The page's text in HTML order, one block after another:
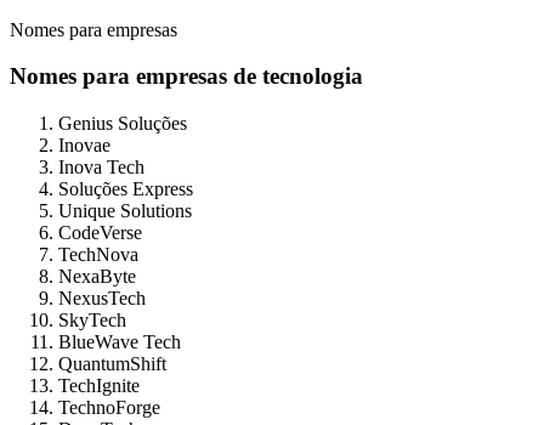
Nomes para empresas
Nomes para empresas de tecnologia
Genius Soluções
Inovae
Inova Tech
Soluções Express
Unique Solutions
CodeVerse
TechNova
NexaByte
NexusTech
SkyTech
BlueWave Tech
QuantumShift
TechIgnite
TechnoForge